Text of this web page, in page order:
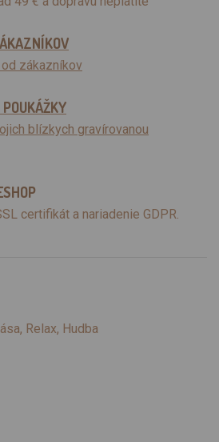
zákazníkov
POUKÁŽKY
blízkych gravírovanou
certifikát a nariadenie GDPR.
Relax, Hudba